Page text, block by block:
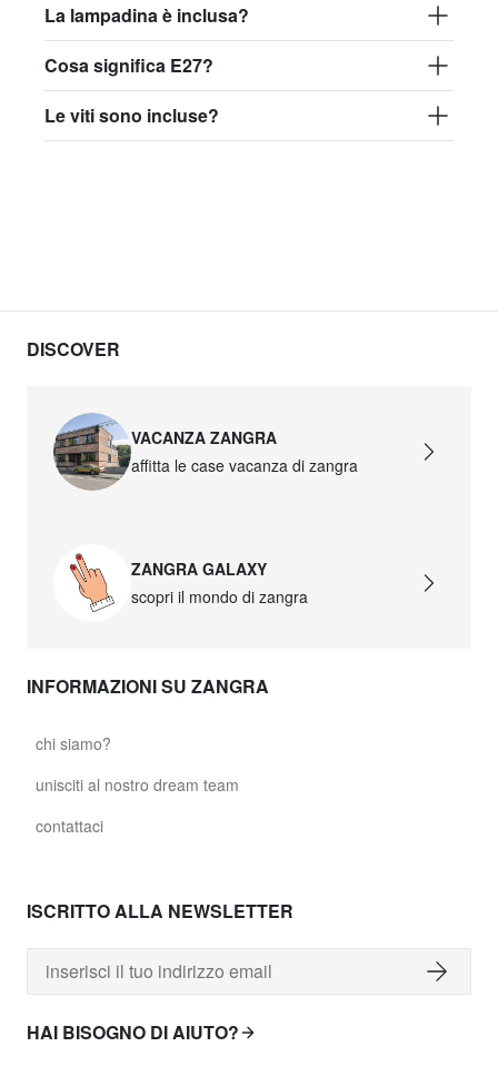
La lampadina è inclusa?
Cosa significa E27?
Le viti sono incluse?
DISCOVER
VACANZA ZANGRA
affitta le case vacanza di zangra
ZANGRA GALAXY
scopri il mondo di zangra
INFORMAZIONI SU ZANGRA
chi siamo?
unisciti al nostro dream team
contattaci
ISCRITTO ALLA NEWSLETTER
HAI BISOGNO DI AIUTO?